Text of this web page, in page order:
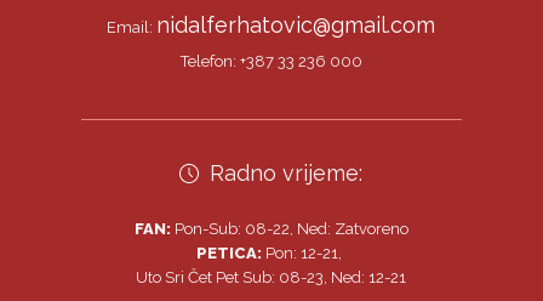
Email: nidalferhatovic@gmail.com
Telefon: +387 33 236 000
Radno vrijeme:
FAN:Pon-Sub: 08-22, Ned: Zatvoreno
PETICA: Pon: 12-21,
Uto Sri Čet Pet Sub: 08-23, Ned: 12-21